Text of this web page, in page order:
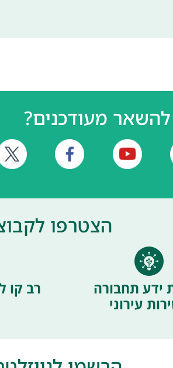
להשאר מעודכנים?
הצטרפו
ידע תחבורה
עירוני
רב קו